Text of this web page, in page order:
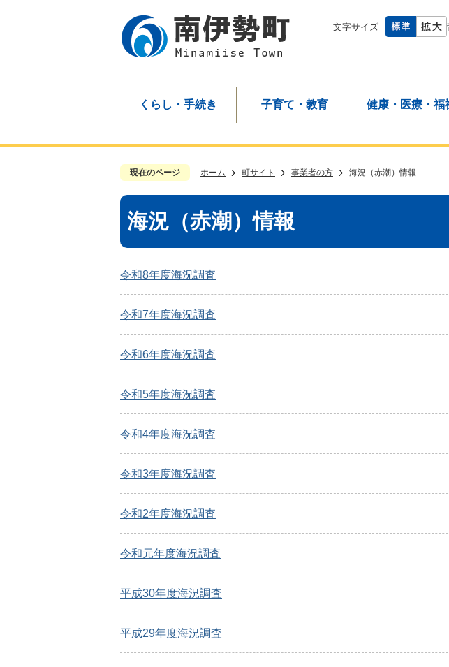
文字サイズ
くらし・手続き 子育て・教育 健康・医療・福
現在のページ ホーム 町サイト 事業者の方 海況（赤潮）情報
海況（赤潮）情報
令和8年度海況調査
令和7年度海況調査
令和6年度海況調査
令和5年度海況調査
令和4年度海況調査
令和3年度海況調査
令和2年度海況調査
令和元年度海況調査
平成30年度海況調査
平成29年度海況調査